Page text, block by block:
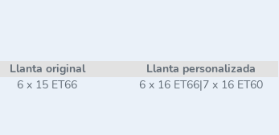
Llanta original
Llanta personalizada
6 x 15 ET66 6 x 16 ET66|7 x 16 ET60